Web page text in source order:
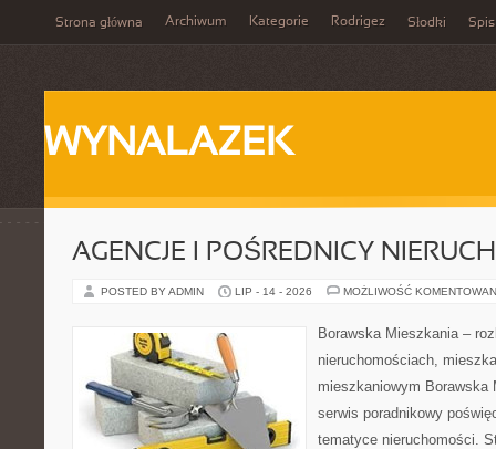
Strona główna Archiwum Kategorie Rodrigez Słodki Spis
WYNALAZEK
AGENCJE I POŚREDNICY
POSTED BY ADMIN LIP - 14 - 2026 MOŻLIWOŚĆ
Borawska Mieszkania –
nieruchomościach,
mieszkaniowym Borawska
serwis poradnikowy
tematyce nieruchomości.